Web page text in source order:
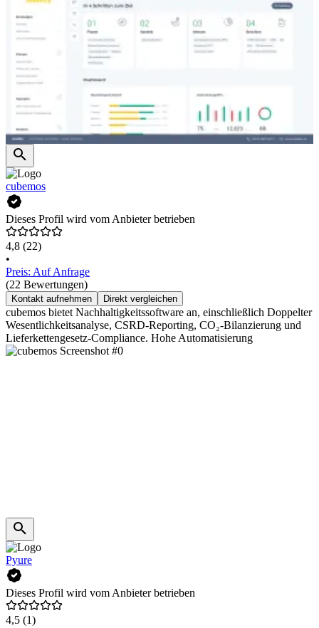
cubemos
Dieses Profil wird vom Anbieter betrieben
4,8 (22)
•
Preis: Auf Anfrage
(22 Bewertungen)
Kontakt aufnehmen Direkt vergleichen
cubemos bietet Nachhaltigkeitssoftware an, einschließlich Doppelter
Wesentlichkeitsanalyse, CSRD-Reporting, CO₂-Bilanzierung und
Lieferkettengesetz-Compliance. Hohe Automatisierung
Pyure
Dieses Profil wird vom Anbieter betrieben
4,5 (1)